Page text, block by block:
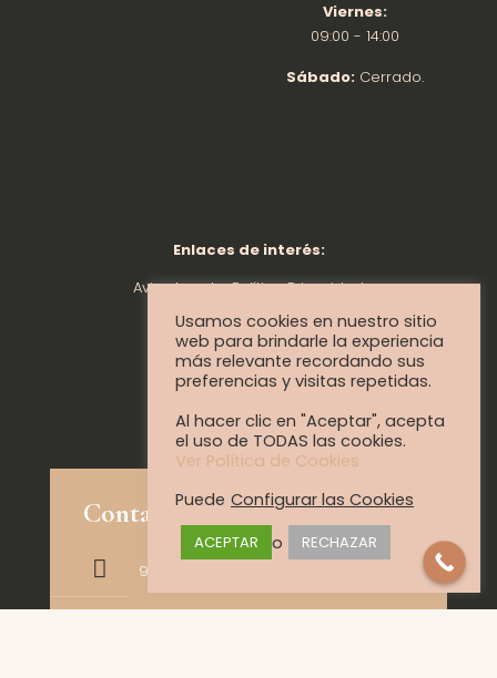
Viernes:
09:00 - 14:00
Sábado:Cerrado.
Enlaces de interés:
Aviso Legal – Política Privacidad
Política de Cookies
Contacto:
960 224 420
Usamos cookies en nuestro sitio
web para brindarle la experiencia
más relevante recordando sus
preferencias y visitas repetidas.
Al hacer clic en "Aceptar", acepta
el uso de TODAS las cookies.
Ver Política de Cookies
Puede Configurar las Cookies
ACEPTAR o RECHAZAR